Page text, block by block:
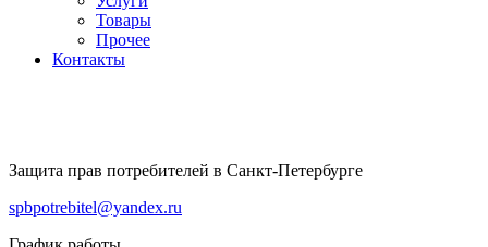
Товары
Прочее
Контакты
Защита прав потребителей в Санкт-Петербурге
spbpotrebitel@yandex.ru